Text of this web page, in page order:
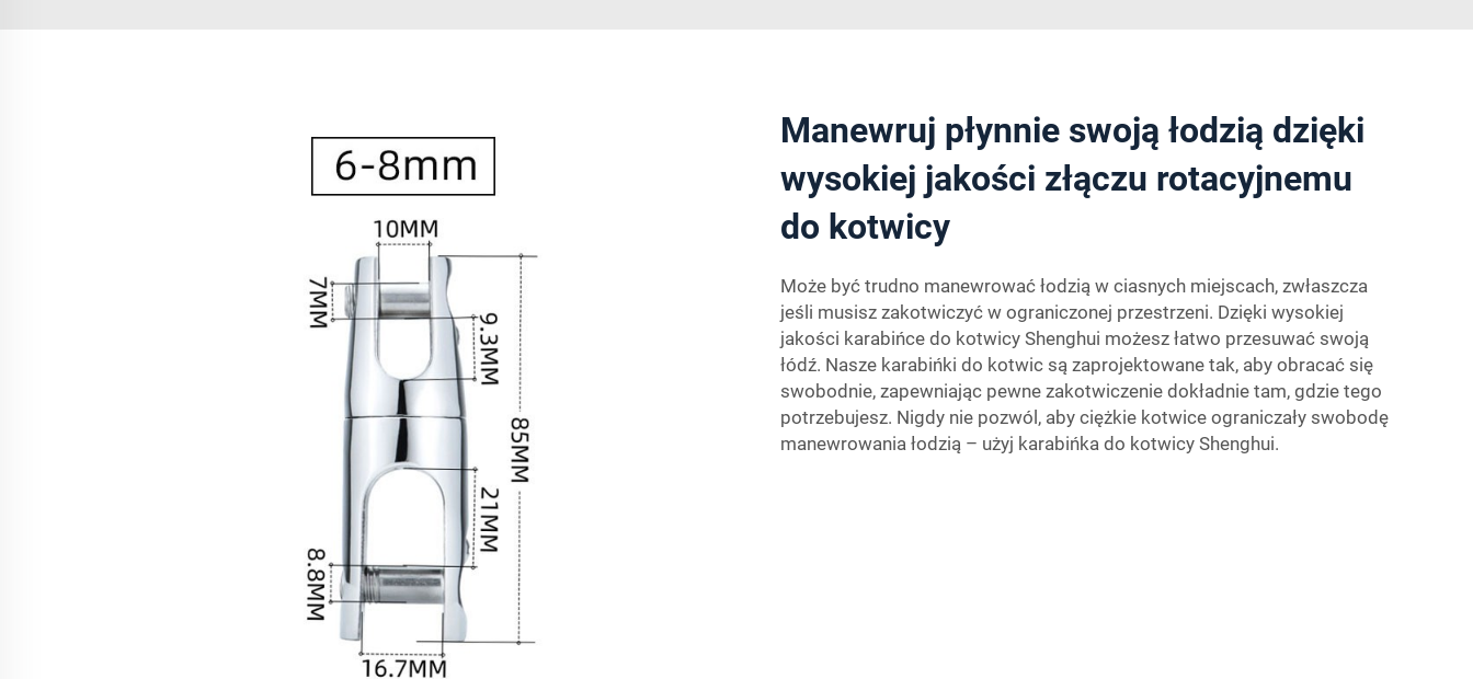
Manewruj płynnie swoją łodzią dzięki
wysokiej jakości złączu rotacyjnemu
do kotwicy
Może być trudno manewrować łodzią w ciasnych miejscach, zwłaszcza
jeśli musisz zakotwiczyć w ograniczonej przestrzeni. Dzięki wysokiej
jakości karabińce do kotwicy Shenghui możesz łatwo przesuwać swoją
łódź. Nasze karabińki do kotwic są zaprojektowane tak, aby obracać się
swobodnie, zapewniając pewne zakotwiczenie dokładnie tam, gdzie tego
potrzebujesz. Nigdy nie pozwól, aby ciężkie kotwice ograniczały swobodę
manewrowania łodzią – użyj karabińka do kotwicy Shenghui.